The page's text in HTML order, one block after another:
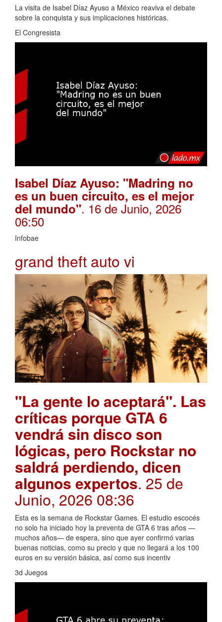
La visita de Isabel Díaz Ayuso a México reaviva el debate
sobre la conquista y sus implicaciones históricas.
El Congresista
Isabel Díaz Ayuso: "Madring no
es un buen circuito, es el mejor
del mundo". 16 de Junio, 2026
06:50
Infobae
grand theft auto vi
"La gente lo aceptará". Las
críticas porque GTA 6
vendrá sin disco son
lógicas, pero Rockstar no
saldrá perdiendo, dicen
algunos expertos. 25 de
Junio, 2026 08:36
Esta es la semana de Rockstar Games. El estudio escocés
no solo ha iniciado hoy la preventa de GTA 6 tras años —
muchos años— de espera, sino que ayer confirmó varias
buenas noticias, como su precio y que no llegará a los 100
euros en su versión básica, así como sus incentiv
3d Juegos